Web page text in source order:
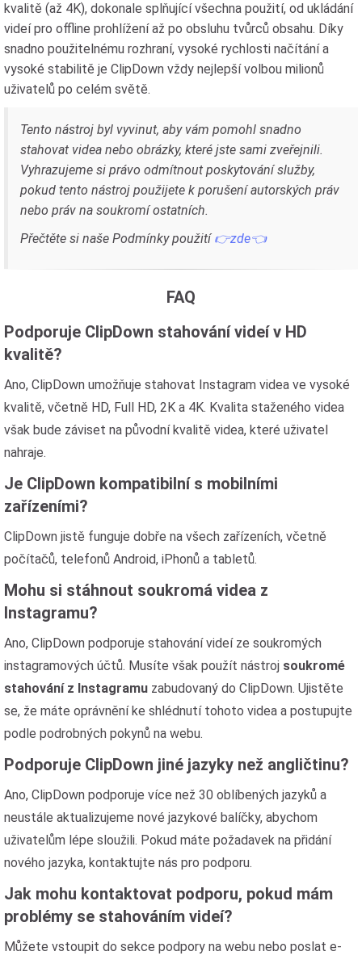
kvalitě (až 4K), dokonale splňující všechna použití, od ukládání
videí pro offline prohlížení až po obsluhu tvůrců obsahu. Díky
snadno použitelnému rozhraní, vysoké rychlosti načítání a
vysoké stabilitě je ClipDown vždy nejlepší volbou milionů
uživatelů po celém světě.
Tento nástroj byl vyvinut, aby vám pomohl snadno
stahovat videa nebo obrázky, které jste sami zveřejnili.
Vyhrazujeme si právo odmítnout poskytování služby,
pokud tento nástroj použijete k porušení autorských práv
nebo práv na soukromí ostatních.
Přečtěte si naše Podmínky použití👉zde👈
FAQ
Podporuje ClipDown stahování videí v HD
kvalitě?
Ano, ClipDown umožňuje stahovat Instagram videa ve vysoké
kvalitě, včetně HD, Full HD, 2K a 4K. Kvalita staženého videa
však bude záviset na původní kvalitě videa, které uživatel
nahraje.
Je ClipDown kompatibilní s mobilními
zařízeními?
ClipDown jistě funguje dobře na všech zařízeních, včetně
počítačů, telefonů Android, iPhonů a tabletů.
Mohu si stáhnout soukromá videa z
Instagramu?
Ano, ClipDown podporuje stahování videí ze soukromých
instagramových účtů. Musíte však použít nástroj soukromé
stahování z Instagramu zabudovaný do ClipDown. Ujistěte
se, že máte oprávnění ke shlédnutí tohoto videa a postupujte
podle podrobných pokynů na webu.
Podporuje ClipDown jiné jazyky než angličtinu?
Ano, ClipDown podporuje více než 30 oblíbených jazyků a
neustále aktualizujeme nové jazykové balíčky, abychom
uživatelům lépe sloužili. Pokud máte požadavek na přidání
nového jazyka, kontaktujte nás pro podporu.
Jak mohu kontaktovat podporu, pokud mám
problémy se stahováním videí?
Můžete vstoupit do sekce podpory na webu nebo poslat e-